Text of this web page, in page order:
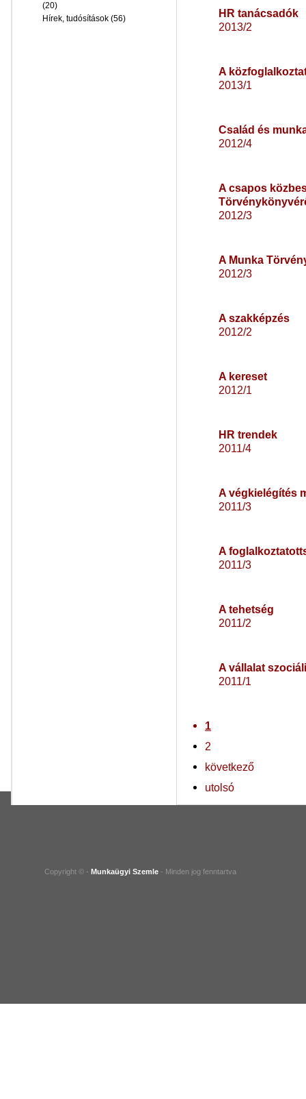
HR tanácsadók
2013/2
A
2013/1
Család és
2012/4
A csapos
2012/3
A Munka
2012/3
A szakképzés
2012/2
A kereset
2012/1
HR trendek
2011/4
A végkielégítés
2011/3
A
2011/3
A tehetség
2011/2
A vállalat
2011/1
1
2
következő
utolsó
(20)
Hírek, tudósítások (56)
Copyright © - Munkaügyi Szemle - Minden jog fenntartva